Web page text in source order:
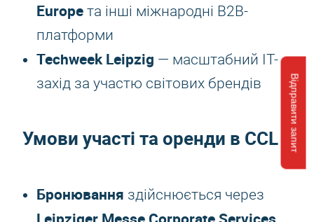
Відправити запит
Europe та інші міжнародні B2B-
платформи
Techweek Leipzig — масштабний ІТ-
захід за участю світових брендів
Умови участі та оренди в CCL
Бронювання здійснюється через